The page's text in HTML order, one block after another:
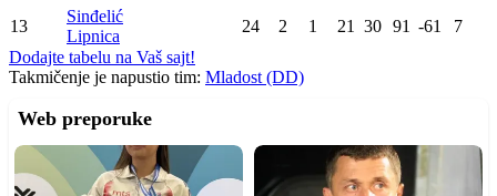
13
Sinđelić
Lipnica
24 2 1 21 30 91 -61
7
Dodajte tabelu na Vaš sajt!
Takmičenje je napustio tim: Mladost (DD)
Web preporuke